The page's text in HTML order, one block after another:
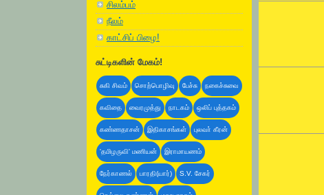
சிலம்பம்
நீலம்
காட்சிப் பிழை!
சுட்டிகளின் மேகம்!
சுகி சிவம் சொற்பொழிவு பேச்சு நகைச்சுவை
கவிதை வைரமுத்து நாடகம் ஒலிப் புத்தகம்
கண்ணதாசன் இதிகாசங்கள் புலவா் கீரன்
'தமிழருவி' மணியன் இராமாயணம்
நேர்காணல் பாரதி(யார்) S.V. சேகர்